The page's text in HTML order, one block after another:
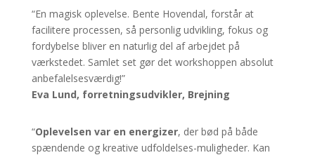
“En magisk oplevelse. Bente Hovendal, forstår at
facilitere processen, så personlig udvikling, fokus og
fordybelse bliver en naturlig del af arbejdet på
værkstedet. Samlet set gør det workshoppen absolut
anbefalelsesværdig!”
Eva Lund, forretningsudvikler, Brejning
“Oplevelsen var en energizer, der bød på både
spændende og kreative udfoldelses-muligheder. Kan